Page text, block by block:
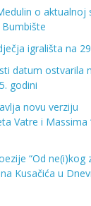
o aktualnoj
igrališta na
datum ostvarila
godini
novu verziju
Vatre i Massima
“Od ne(i)kog
Kusačića u